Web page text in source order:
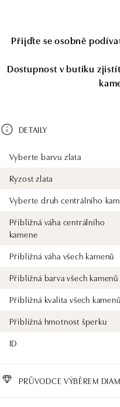
Přijďte se osobně
Dostupnost v butiku
DETAILY
Vyberte barvu zlata
Ryzost zlata
Vyberte druh centrálního
Přibližná váha centrálního
kamene
Přibližná váha všech kamenů
Přibližná barva všech kamenů
Přibližná kvalita všech kamenů
Přibližná hmotnost šperku
ID
PRŮVODCE VÝBĚREM